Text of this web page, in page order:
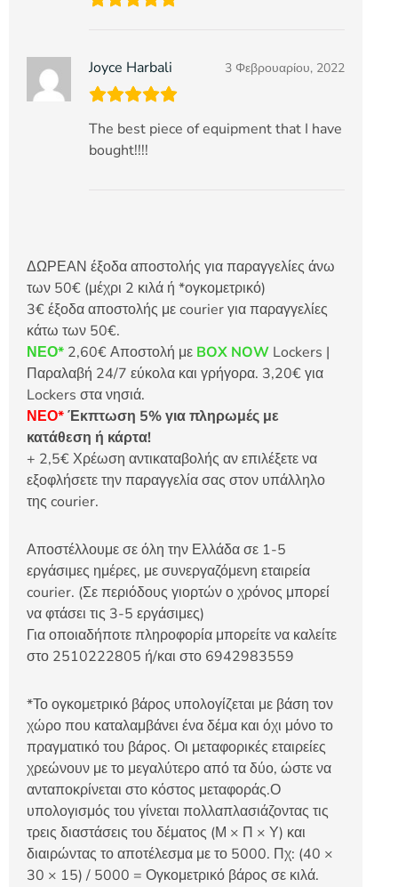
Joyce Harbali 3 Φεβρουαρίου, 2022
The best piece of equipment that I have
bought!!!!
ΔΩΡΕΑΝ έξοδα αποστολής για παραγγελίες άνω
των 50€ (μέχρι 2 κιλά ή *ογκομετρικό)
3€ έξοδα αποστολής με courier για παραγγελίες
κάτω των 50€.
ΝΕΟ* 2,60€ Αποστολή με BOX NOW Lockers |
Παραλαβή 24/7 εύκολα και γρήγορα. 3,20€ για
Lockers στα νησιά.
ΝΕΟ*Έκπτωση 5% για πληρωμές με
κατάθεση ή κάρτα!
+ 2,5€ Χρέωση αντικαταβολής αν επιλέξετε να
εξοφλήσετε την παραγγελία σας στον υπάλληλο
της courier.
Αποστέλλουμε σε όλη την Ελλάδα σε 1-5
εργάσιμες ημέρες, με συνεργαζόμενη εταιρεία
courier. (Σε περιόδους γιορτών ο χρόνος μπορεί
να φτάσει τις 3-5 εργάσιμες)
Για οποιαδήποτε πληροφορία μπορείτε να καλείτε
στο 2510222805 ή/και στο 6942983559
*Το ογκομετρικό βάρος υπολογίζεται με βάση τον
χώρο που καταλαμβάνει ένα δέμα και όχι μόνο το
πραγματικό του βάρος. Οι μεταφορικές εταιρείες
χρεώνουν με το μεγαλύτερο από τα δύο, ώστε να
ανταποκρίνεται στο κόστος μεταφοράς.Ο
υπολογισμός του γίνεται πολλαπλασιάζοντας τις
τρεις διαστάσεις του δέματος (Μ × Π × Υ) και
διαιρώντας το αποτέλεσμα με το 5000. Πχ: (40 ×
30 × 15) / 5000 = Ογκομετρικό βάρος σε κιλά.